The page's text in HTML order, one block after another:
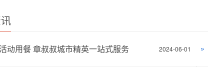
2024-06-01
动用餐 章叔叔城市精英一站式服务